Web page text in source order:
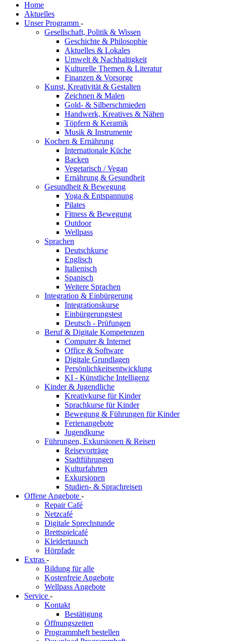
Home
Aktuelles
Unser Programm -
Gesellschaft, Politik & Wissen
Geschichte & Philosophie
Aktuelles & Lokales
Umwelt & Nachhaltigkeit
Kulturelle Themen & Literatur
Finanzen & Vorsorge
Kunst, Kreativität & Gestalten
Zeichnen & Malen
Gold- & Silberschmieden
Handwerk, Kreatives & Nähen
Töpfern & Keramik
Musik & Instrumente
Kochen & Ernährung
Internationale Küche
Backen
Vegetarisch / Vegan
Ernährung & Gesundheit
Gesundheit & Bewegung
Yoga & Entspannung
Pilates
Fitness & Bewegung
Outdoor
Wellpass
Sprachen
Deutschkurse
Englisch
Italienisch
Spanisch
Weitere Sprachen
Integration & Einbürgerung
Integrationskurse
Einbürgerungstest
Deutsch - Prüfungen
Beruf & Digitale Kompetenzen
Computer & Internet
Office & Software
Digitale Grundlagen
Persönlichkeitsentwicklung
KI - Künstliche Intelligenz
Kinder & Jugendliche
Kreativkurse für Kinder
Sprachkurse für Kinder
Bewegung & Führungen für Kinder
Ferienangebote
Jugendkurse
Führungen, Exkursionen & Reisen
Reisevorträge
Stadtführungen
Kulturfahrten
Exkursionen
Studien- & Sprachreisen
Offene Angebote -
Repair Café
Netzcafé
Digitale Sprechstunde
Brettspielcafé
Kleidertausch
Hörpfade
Extras -
Bildung für alle
Kostenfreie Angebote
Wellpass Angebote
Service -
Kontakt
Bestätigung
Öffnungszeiten
Programmheft bestellen